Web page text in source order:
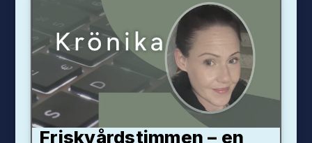
Friskvårdstimmen – en